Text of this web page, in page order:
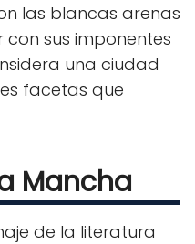
las blancas arenas
con sus imponentes
una ciudad
facetas que
Mancha
de la literatura